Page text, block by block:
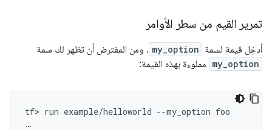
تمرير القيم من سطر الأوامر
أدخِل قيمة لسمة my_option ، ومن المفترض أن تظهر لك سمة
my_option مملوءة بهذه القيمة:
tf> run example/helloworld --my_option foo
…